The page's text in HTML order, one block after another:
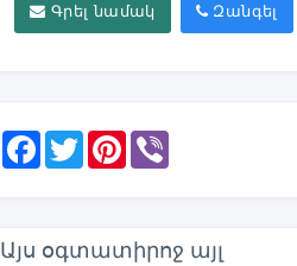
Գրել նամակ Զանգել
F
o
T
w
r
P
e
Այս օգտատիրոջ այլ